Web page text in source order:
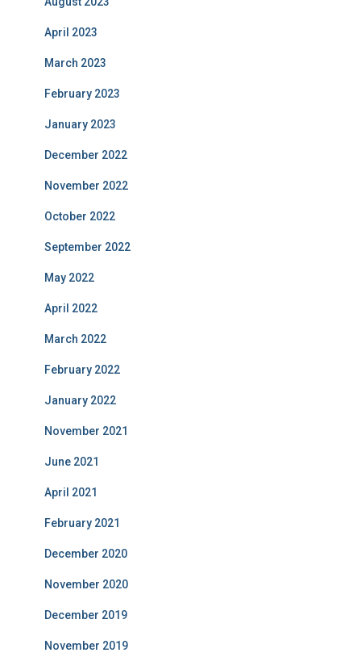
April 2023
March 2023
February 2023
January 2023
December 2022
November 2022
October 2022
September 2022
May 2022
April 2022
March 2022
February 2022
January 2022
November 2021
June 2021
April 2021
February 2021
December 2020
November 2020
December 2019
November 2019